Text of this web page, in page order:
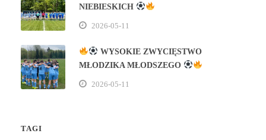
NIEBIESKICH
2026-05-11
WYSOKIE ZWYCIĘSTWO
MŁODZIKA MŁODSZEGO
2026-05-11
TAGI